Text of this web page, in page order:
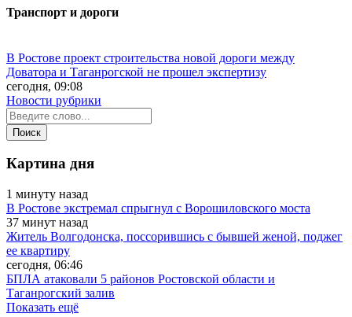
Транспорт и дороги
В Ростове проект строительства новой дороги между
Доватора и Таганрогской не прошел экспертизу
сегодня, 09:08
Новости рубрики
Картина дня
1 минуту назад
В Ростове экстремал спрыгнул с Ворошиловского моста
37 минут назад
Житель Волгодонска, поссорившись с бывшей женой, поджег
ее квартиру
сегодня, 06:46
БПЛА атаковали 5 районов Ростовской области и
Таганрогский залив
Показать ещё